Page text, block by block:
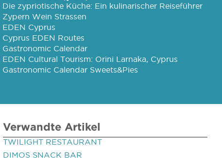
Die zypriotische Küche: Ein kulinarischer Reiseführer
Zypern Wein Strassen
EDEN Cyprus
Cyprus EDEN Routes
Gastronomic Calendar
EDEN Cultural Tourism: Orini Larnaka, Cyprus
Gastronomic Calendar Sweets&Pies
Verwandte Artikel
TWILIGHT RESTAURANT
DIMOS SNACK BAR